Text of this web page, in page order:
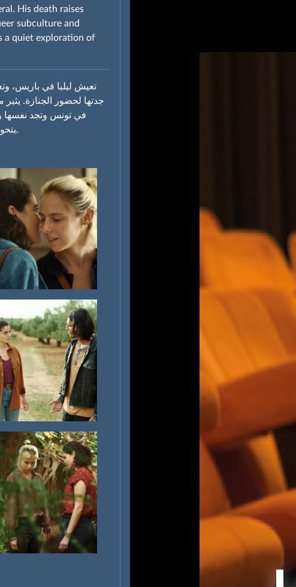
His death raises
subculture and
a quiet exploration of
تعيش ليليا في باريس،
جدتها لحضور الجنازة.
يتحول إلى استكشاف هادئ للخجل والحقائق المسكوت عنها التي تتخلل المجتمع.